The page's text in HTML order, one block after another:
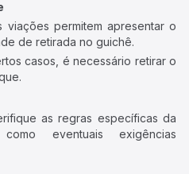
viações permitem apresentar o
de retirada no guichê.
casos, é necessário retirar o
as regras específicas da
eventuais exigências